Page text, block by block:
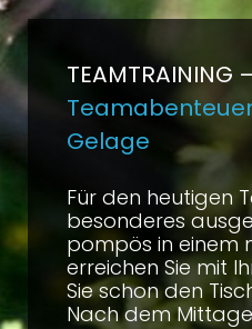
TEAMTRAINING –
Gelage
Für den heutigen
besonderes
pompös in einem
erreichen Sie mit
Sie schon den
Nach dem